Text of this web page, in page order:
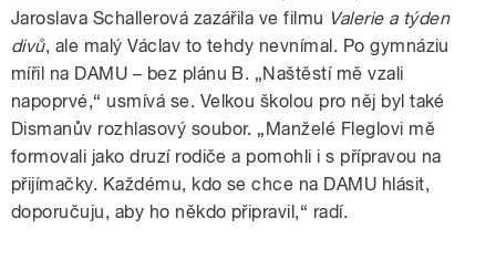
Jaroslava Schallerová zazářila ve filmu Valerie a týden
divů, ale malý Václav to tehdy nevnímal. Po gymnáziu
mířil na DAMU – bez plánu B. „Naštěstí mě vzali
napoprvé,“ usmívá se. Velkou školou pro něj byl také
Dismanův rozhlasový soubor. „Manželé Fleglovi mě
formovali jako druzí rodiče a pomohli i s přípravou na
přijímačky. Každému, kdo se chce na DAMU hlásit,
doporučuju, aby ho někdo připravil,“ radí.